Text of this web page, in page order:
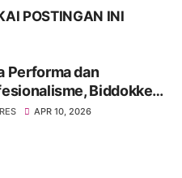
POSTINGAN INI
Performa dan
Biddokkes
Jatim Gelar Rikes
APR 10, 2026